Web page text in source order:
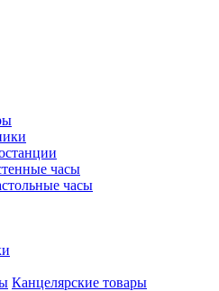
часы
часы
Канцелярские товары